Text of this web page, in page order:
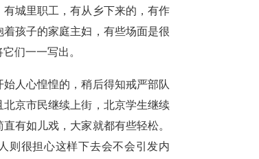
城里职工，有从乡下来的，有作
孩子的家庭主妇，有些场面是很
们一一写出。
人心惶惶的，稍后得知戒严部队
京市民继续上街，北京学生继续
有如儿戏，大家就都有些轻松。
则很担心这样下去会不会引发内